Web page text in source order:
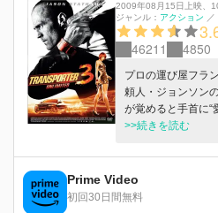
2009年08月15日上映、
ジャンル： アクション ／
46211 4850
プロの運び屋フラ
頼人・ジョンソン
が覚めると手首に“
死”という罠が仕掛
美女の姿が。謎の
人はマルセイユ、
てオデッサへ。こ
>>続きを読む
Prime Video
初回30日間無料